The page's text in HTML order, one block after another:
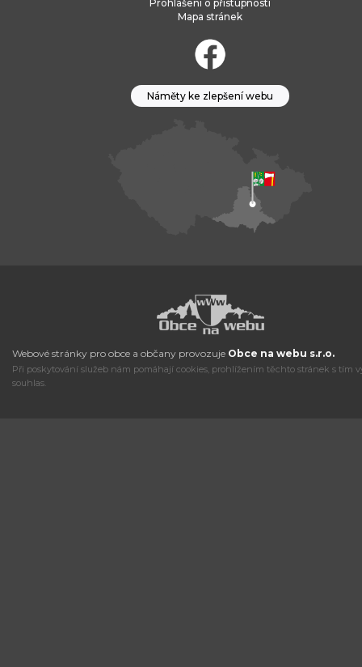
Prohlášení o přístupnosti
Mapa stránek
Náměty ke zlepšení webu
Webové stránky pro obce a občany provozuje Obce na webu s.r.o.
Při poskytování služeb nám pomáhají cookies, prohlížením těchto stránek s tím
souhlas.